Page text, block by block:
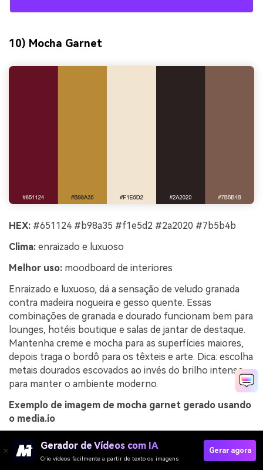
10) Mocha Garnet
HEX: #651124 #b98a35 #f1e5d2 #2a2020 #7b5b4b
Clima: enraizado e luxuoso
Melhor uso: moodboard de interiores
Enraizado e luxuoso, dá a sensação de veludo granada
contra madeira nogueira e gesso quente. Essas
combinações de granada e dourado funcionam bem para
lounges, hotéis boutique e salas de jantar de destaque.
Mantenha creme e mocha para as superfícies maiores,
depois traga o bordô para os têxteis e arte. Dica: escolha
metais dourados escovados ao invés do brilho intenso
para manter o ambiente moderno.
Exemplo de imagem de mocha garnet gerado usando
o media.io
Gerador de Vídeos com IA
Crie vídeos facilmente a partir de texto ou imagens
Gerar agora